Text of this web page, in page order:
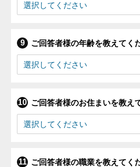
ご回答者様の年齢を教えてく
ご回答者様のお住まいを教え
ご回答者様の職業を教えてく